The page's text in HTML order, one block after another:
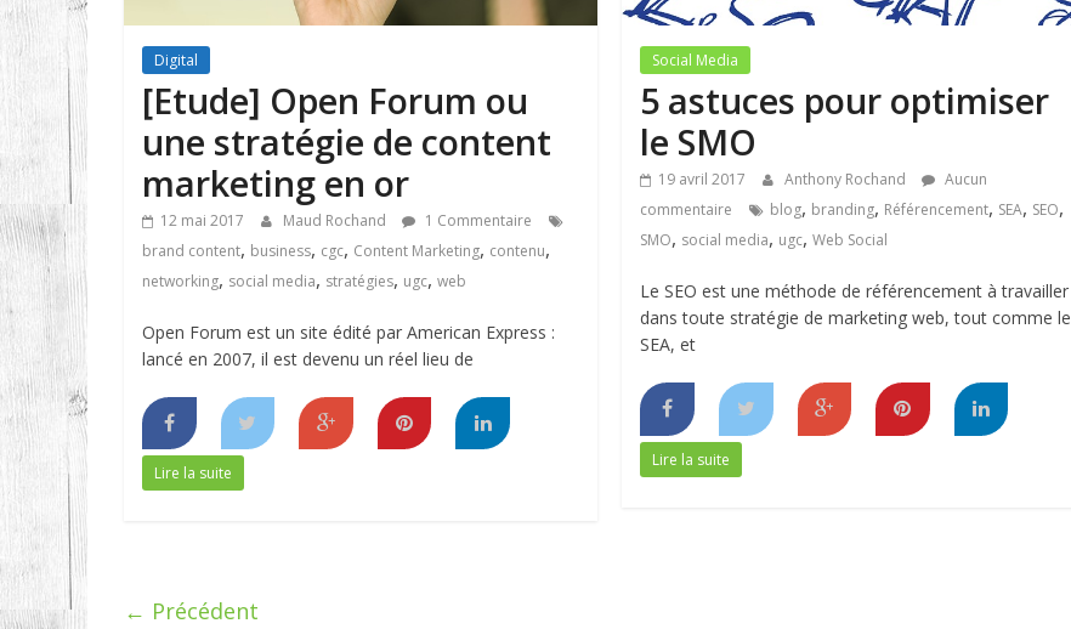
Digital
[Etude] Open Forum ou
une stratégie de content
marketing en or
12 mai 2017 Maud Rochand
1 Commentaire
brand content, business, cgc, Content Marketing, contenu,
networking, social media, stratégies, ugc, web
Open Forum est un site édité par American Express :
lancé en 2007, il est devenu un réel lieu de
Lire la suite
Social Media
5 astuces pour optimiser
le SMO
19 avril 2017 Anthony Rochand
Aucun
commentaire
blog, branding, Référencement, SEA, SEO,
SMO, social media, ugc,Web Social
Le SEO est une méthode de référencement à travailler
dans toute stratégie de marketing web, tout comme le
SEA, et
Lire la suite
← Précédent